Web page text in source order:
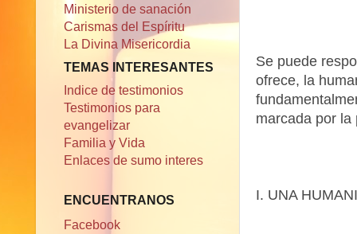
Se puede
ofrece, la
marcada por la
I. UNA
Ministerio de sanación
Carismas del Espíritu
La Divina Misericordia
TEMAS INTERESANTES
Indice de testimonios
Testimonios para
evangelizar
Familia y Vida
Enlaces de sumo interes
ENCUENTRANOS
Facebook